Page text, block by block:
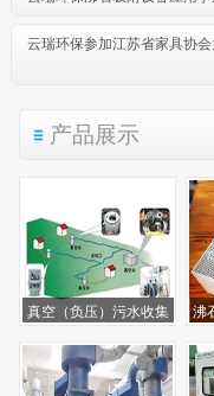
云瑞环保参加江苏省家具协
产品展示
真空（负压）污水收集
沸